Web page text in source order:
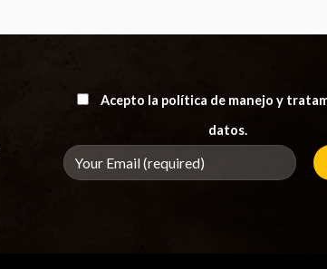
Acepto la política de manejo y
datos.